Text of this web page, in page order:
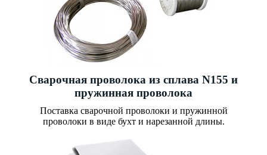
Сварочная проволока из сплава N155 и
пружинная проволока
Поставка сварочной проволоки и пружинной
проволоки в виде бухт и нарезанной длины.